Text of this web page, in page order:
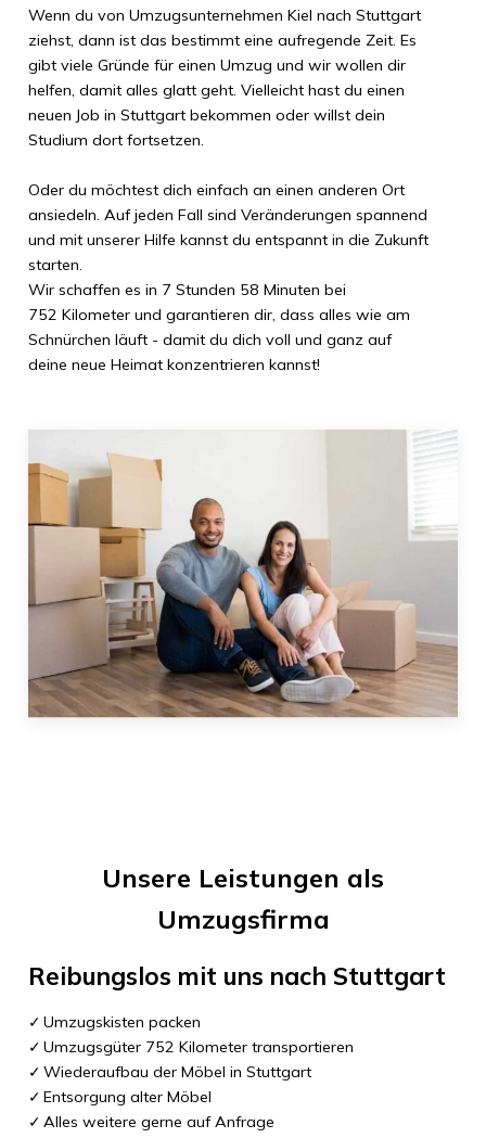
Wenn du von Umzugsunternehmen Kiel nach Stuttgart
ziehst, dann ist das bestimmt eine aufregende Zeit. Es
gibt viele Gründe für einen Umzug und wir wollen dir
helfen, damit alles glatt geht. Vielleicht hast du einen
neuen Job in Stuttgartbekommen oder willst dein
Studium dort fortsetzen.
Oder du möchtest dich einfach an einen anderen Ort
ansiedeln. Auf jeden Fall sind Veränderungen spannend
und mit unserer Hilfe kannst du entspannt in die Zukunft
starten.
Wir schaffen es in 7 Stunden 58 Minuten bei
752 Kilometerund garantieren dir, dass alles wie am
Schnürchen läuft - damit du dich voll und ganz auf
deine neue Heimat konzentrieren kannst!
Unsere Leistungen als
Umzugsfirma
Reibungslos mit uns nach Stuttgart
Umzugskisten packen
Umzugsgüter 752 Kilometer transportieren
Wiederaufbau der Möbel in Stuttgart
Entsorgung alter Möbel
Alles weitere gerne auf Anfrage